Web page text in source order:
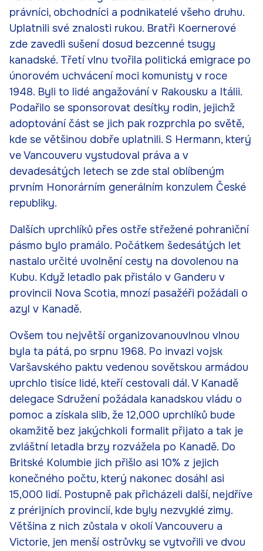
právníci, obchodníci a podnikatelé všeho druhu.
Uplatnili své znalosti rukou. Bratři Koernerové
zde zavedli sušení dosud bezcenné tsugy
kanadské. Třetí vlnu tvořila politická emigrace po
únorovém uchvácení moci komunisty v roce
1948. Byli to lidé angažování v Rakousku a Itálii.
Podařilo se sponsorovat desítky rodin, jejichž
adoptování část se jich pak rozprchla po světě,
kde se většinou dobře uplatnili. S Hermann, který
ve Vancouveru vystudoval práva a v
devadesátých letech se zde stal oblíbeným
prvním Honorárním generálním konzulem České
republiky.
Dalších uprchlíků přes ostře střežené pohraniční
pásmo bylo pramálo. Počátkem šedesátých let
nastalo určité uvolnění cesty na dovolenou na
Kubu. Když letadlo pak přistálo v Ganderu v
provincii Nova Scotia, mnozí pasažéři požádali o
azyl v Kanadě.
Ovšem tou největší organizovanouvlnou vlnou
byla ta pátá, po srpnu 1968. Po invazi vojsk
Varšavského paktu vedenou sovětskou armádou
uprchlo tisíce lidé, kteří cestovali dál. V Kanadě
delegace Sdružení požádala kanadskou vládu o
pomoc a získala slib, že 12,000 uprchlíků bude
okamžitě bez jakýchkoli formalit přijato a tak je
zvláštní letadla brzy rozvážela po Kanadě. Do
Britské Kolumbie jich přišlo asi 10% z jejich
konečného počtu, který nakonec dosáhl asi
15,000 lidí. Postupně pak přicházeli další, nejdříve
z prérijních provincií, kde byly nezvyklé zimy.
Většina z nich zůstala v okolí Vancouveru a
Victorie, jen menší ostrůvky se vytvořili ve dvou